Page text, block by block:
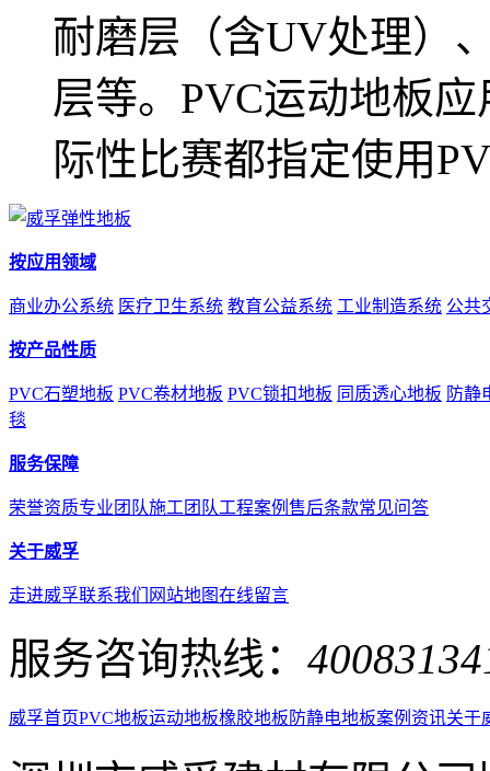
耐磨层（含UV处理）
层等。PVC运动地板
际性比赛都指定使用
按应用领域
商业办公系统 医疗卫生系统 教育公益系统 工业制造系统 公共
按产品性质
PVC石塑地板 PVC卷材地板 PVC锁扣地板 同质透心地板 防静
毯
服务保障
荣誉资质专业团队施工团队工程案例 售后条款常见问答
关于威孚
走进威孚联系我们 网站地图在线留言
服务咨询热线：
威孚首页PVC地板运动地板橡胶地板 防静电地板案例资讯关于